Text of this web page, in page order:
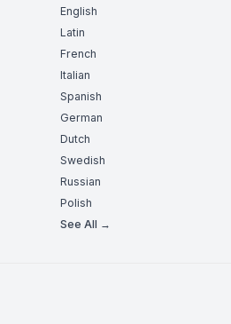
English
Latin
French
Italian
Spanish
German
Dutch
Swedish
Russian
Polish
See All →